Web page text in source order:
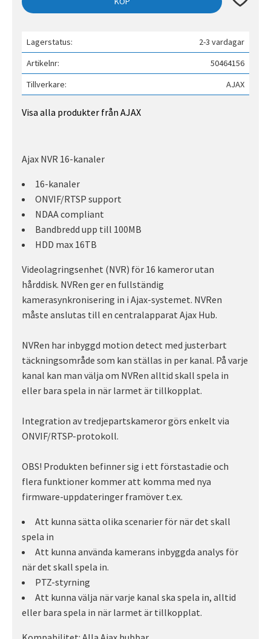
Lagerstatus
2-3 vardagar
Artikelnr
50464156
Tillverkare
AJAX
Visa alla produkter från AJAX
Ajax NVR 16-kanaler
16-kanaler
ONVIF/RTSP support
NDAA compliant
Bandbredd upp till 100MB
HDD max 16TB
Videolagringsenhet (NVR) för 16 kameror utan
hårddisk. NVRen ger en fullständig
kamerasynkronisering in i Ajax-systemet. NVRen
måste anslutas till en centralapparat Ajax Hub.
NVRen har inbyggd motion detect med justerbart
täckningsområde som kan ställas in per kanal. På varje
kanal kan man välja om NVRen alltid skall spela in
eller bara spela in när larmet är tillkopplat.
Integration av tredjepartskameror görs enkelt via
ONVIF/RTSP-protokoll.
OBS! Produkten befinner sig i ett förstastadie och
flera funktioner kommer att komma med nya
firmware-uppdateringer framöver t.ex.
Att kunna sätta olika scenarier för när det skall
spela in
Att kunna använda kamerans inbyggda analys för
när det skall spela in.
PTZ-styrning
Att kunna välja när varje kanal ska spela in, alltid
eller bara spela in när larmet är tillkopplat.